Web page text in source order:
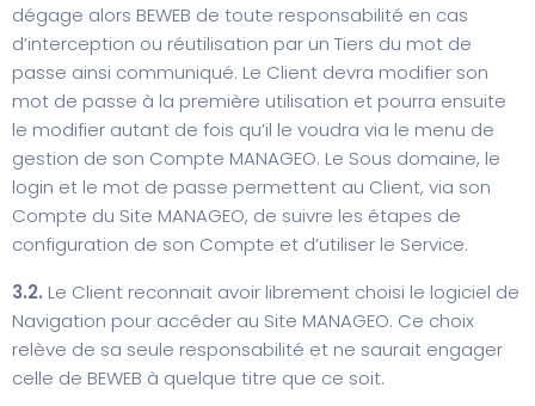
dégage alors BEWEB de toute responsabilité en cas
d’interception ou réutilisation par un Tiers du mot de
passe ainsi communiqué. Le Client devra modifier son
mot de passe à la première utilisation et pourra ensuite
le modifier autant de fois qu’il le voudra via le menu de
gestion de son Compte MANAGEO. Le Sous domaine, le
login et le mot de passe permettent au Client, via son
Compte du Site MANAGEO, de suivre les étapes de
configuration de son Compte et d’utiliser le Service.
3.2. Le Client reconnait avoir librement choisi le logiciel de
Navigation pour accéder au Site MANAGEO. Ce choix
relève de sa seule responsabilité et ne saurait engager
celle de BEWEB à quelque titre que ce soit.